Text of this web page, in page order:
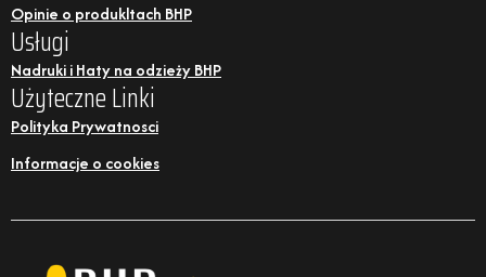
Opinie o produkltach BHP
Usługi
Nadruki i Haty na odzieży BHP
Użyteczne Linki
Polityka Prywatnosci
Informacje o cookies